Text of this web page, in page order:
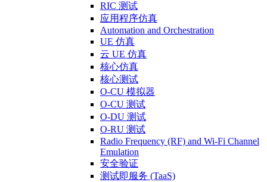
RIC 测试
应用程序仿真
Automation and Orchestration
UE 仿真
云 UE 仿真
核心仿真
核心测试
O-CU 模拟器
O-CU 测试
O-DU 测试
O-RU 测试
Radio Frequency (RF) and Wi-Fi Channel
Emulation
安全验证
测试即服务 (TaaS)